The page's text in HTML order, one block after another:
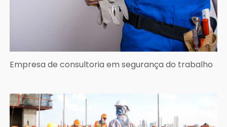
Empresa de consultoria em segurança do trabalho